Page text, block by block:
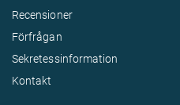
Recensioner
Förfrågan
Sekretessinformation
Kontakt